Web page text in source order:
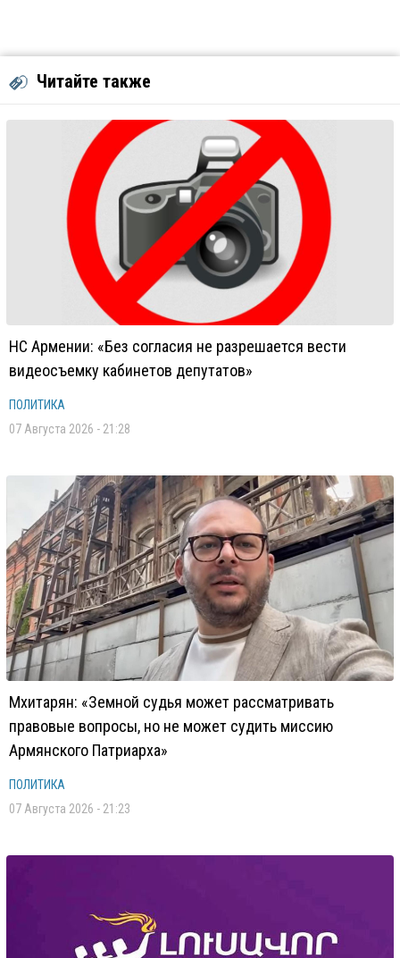
Читайте также
НС Армении: «Без согласия не разрешается вести
видеосъемку кабинетов депутатов»
ПОЛИТИКА
07 Августа 2026 - 21:28
Мхитарян: «Земной судья может рассматривать
правовые вопросы, но не может судить миссию
Армянского Патриарха»
ПОЛИТИКА
07 Августа 2026 - 21:23